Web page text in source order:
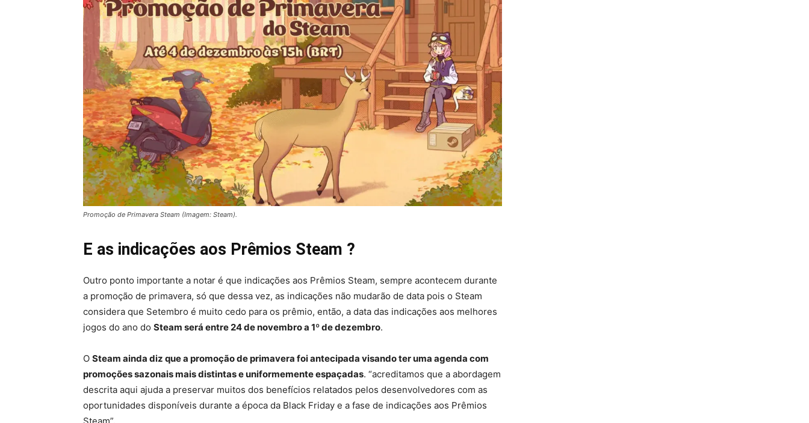
Promoção de Primavera Steam (Imagem: Steam).
E as indicações aos Prêmios Steam ?
Outro ponto importante a notar é que indicações aos Prêmios Steam, sempre acontecem durante
a promoção de primavera, só que dessa vez, as indicações não mudarão de data pois o Steam
considera que Setembro é muito cedo para os prêmio, então, a data das indicações aos melhores
jogos do ano do Steam será entre 24 de novembro a 1º de dezembro.
O Steam ainda diz que a promoção de primavera foi antecipada visando ter uma agenda com
promoções sazonais mais distintas e uniformemente espaçadas. “acreditamos que a abordagem
descrita aqui ajuda a preservar muitos dos benefícios relatados pelos desenvolvedores com as
oportunidades disponíveis durante a época da Black Friday e a fase de indicações aos Prêmios
Steam”.